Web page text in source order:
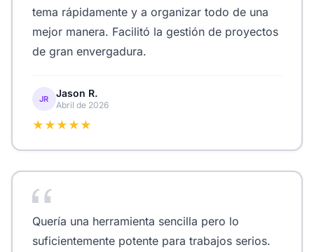
tema rápidamente y a organizar todo de una
mejor manera. Facilitó la gestión de proyectos
de gran envergadura.
JR Jason R.
Abril de 2026
★★★★★
Quería una herramienta sencilla pero lo
suficientemente potente para trabajos serios.